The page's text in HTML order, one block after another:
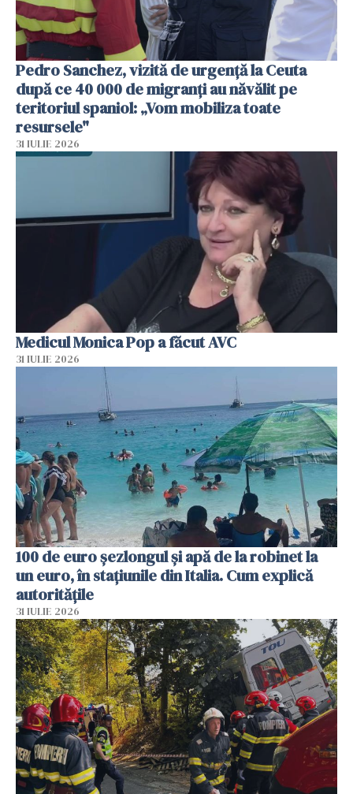
Pedro Sanchez, vizită de urgență la Ceuta
după ce 40 000 de migranți au năvălit pe
teritoriul spaniol: „Vom mobiliza toate
resursele"
31 IULIE 2026
Medicul Monica Pop a făcut AVC
31 IULIE 2026
100 de euro șezlongul și apă de la robinet la
un euro, în stațiunile din Italia. Cum explică
autoritățile
31 IULIE 2026